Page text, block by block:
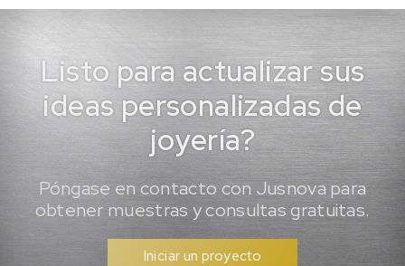
Listo para actualizar sus
ideas personalizadas de
joyería?
Póngase en contacto con Jusnova para
obtener muestras y consultas gratuitas.
Iniciar un proyecto